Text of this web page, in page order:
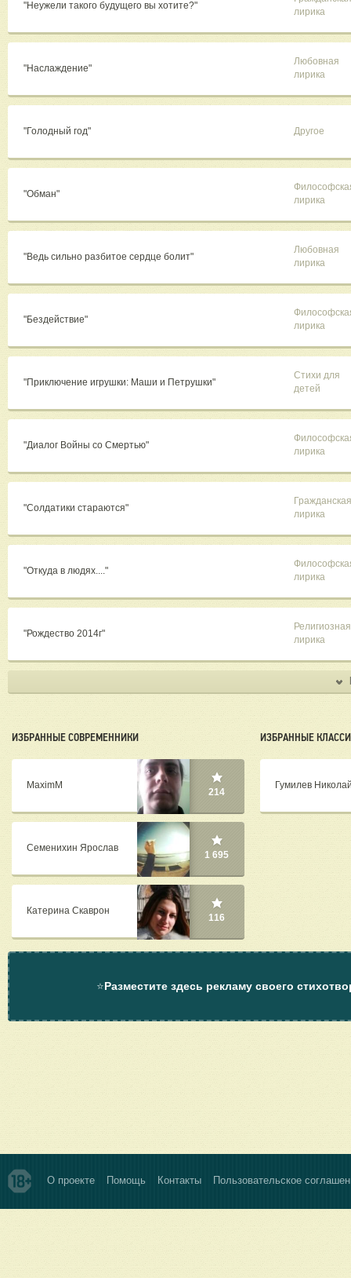
"Неужели такого будущего вы хотите?"
лирика
"Наслаждение"
Любовная
лирика
"Голодный год" Другое
"Обман"
лирика
"Ведь сильно разбитое сердце болит"
Любовная
лирика
"Бездействие"
лирика
"Приключение игрушки: Маши и Петрушки"
Стихи для
детей
"Диалог Войны со Смертью"
лирика
"Солдатики стараются"
Гражданская
лирика
"Откуда в людях...."
лирика
"Рождество 2014г"
Религиозная
лирика
ИЗБРАННЫЕ СОВРЕМЕННИКИ
MaximM
214
Семенихин Ярослав
1 695
Катерина Скаврон
116
ИЗБРАННЫЕ
Гумилев
⭐Разместите здесь рекламу своего
О проекте Помощь Контакты Пользовательское